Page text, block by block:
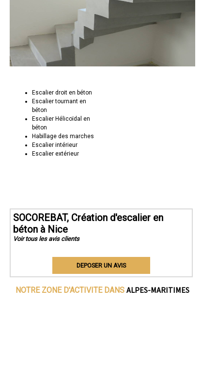
Escalier droit en béton
Escalier tournant en
béton
Escalier Hélicoïdal en
béton
Habillage des marches
Escalier intérieur
Escalier extérieur
SOCOREBAT, Création d'escalier en
béton à Nice
Voir tous les avis clients
DEPOSER UN AVIS
NOTRE ZONE D'ACTIVITE DANSALPES-MARITIMES